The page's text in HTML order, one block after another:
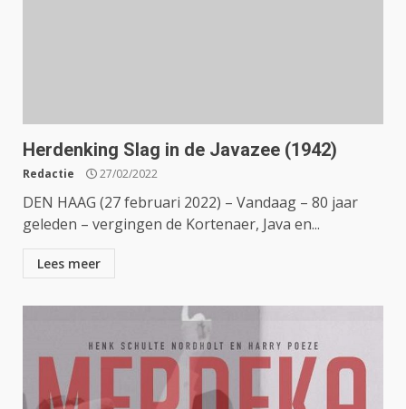
Herdenking Slag in de Javazee (1942)
Redactie 27/02/2022
DEN HAAG (27 februari 2022) – Vandaag – 80 jaar
geleden – vergingen de Kortenaer, Java en...
Lees meer